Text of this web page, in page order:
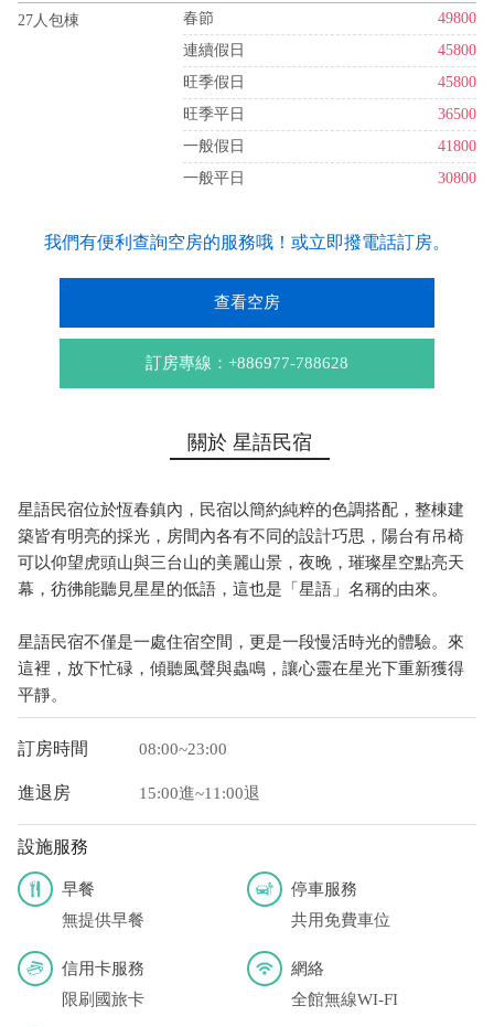
27人包棟 春節
49800
連續假日
45800
旺季假日
45800
旺季平日
36500
一般假日
41800
一般平日
30800
我們有便利查詢空房的服務哦！或立即撥電話訂房。
查看空房
訂房專線：+886977-788628
關於 星語民宿
星語民宿位於恆春鎮內，民宿以簡約純粹的色調搭配，整棟建
築皆有明亮的採光，房間內各有不同的設計巧思，陽台有吊椅
可以仰望虎頭山與三台山的美麗山景，夜晚，璀璨星空點亮天
幕，彷彿能聽見星星的低語，這也是「星語」名稱的由來。
星語民宿不僅是一處住宿空間，更是一段慢活時光的體驗。來
這裡，放下忙碌，傾聽風聲與蟲鳴，讓心靈在星光下重新獲得
平靜。
訂房時間 08:00~23:00
進退房 15:00進~11:00退
設施服務
早餐
無提供早餐
停車服務
共用免費車位
信用卡服務
限刷國旅卡
網絡
全館無線WI-FI